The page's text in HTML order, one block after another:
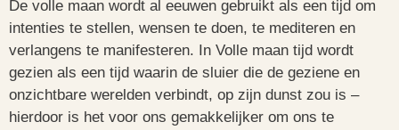
De volle maan wordt al eeuwen gebruikt als een tijd om
intenties te stellen, wensen te doen, te mediteren en
verlangens te manifesteren. In Volle maan tijd wordt
gezien als een tijd waarin de sluier die de geziene en
onzichtbare werelden verbindt, op zijn dunst zou is –
hierdoor is het voor ons gemakkelijker om ons te